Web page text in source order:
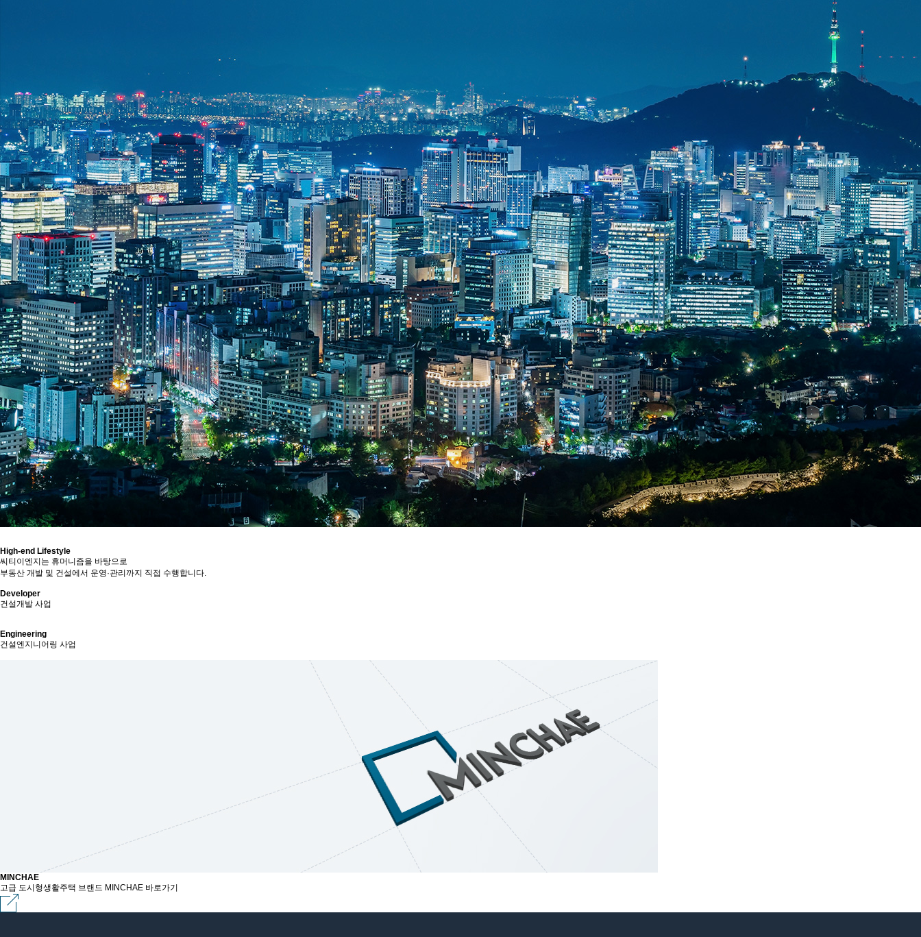
High-end Lifestyle
씨티이엔지는 휴머니즘을 바탕으로
부동산 개발 및 건설에서 운영·관리까지 직접 수행합니다.
Developer
건설개발 사업
Engineering
건설엔지니어링 사업
MINCHAE
고급 도시형생활주택 브랜드 MINCHAE 바로가기